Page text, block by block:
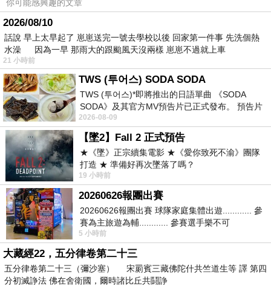
萬歲牌 元氣無加糖什穀堅果飲，3種口味各兩包，
分別是腰果堅果、芝麻堅果、杏仁堅果配方。
你可能感興趣的文章
2026/08/10
話說 早上太早起了 崽崽送完一號去學校以後 回家第一件事 先洗個熱
水澡 因為一早 那雨大的跟颱風天沒兩樣 崽崽不過就上車
21 小時前
TWS (투어스) SODA SODA
TWS (투어스)*即將推出的日語單曲 《SODA
SODA》及其官方MV預告片已正式發布。 預告片
一經發布， 就引發了粉絲們對這次夏季回
2026-08-09
【墜2】Fall 2 正式預告
★《墜》正宗續集電影 ★《愛你致死不渝》團隊
打造 ★ 準備好再次墜落了嗎？
19 小時前
20260626報團出賽
20260626報團出賽 球隊家庭集體出遊............ 參
賽為主旅遊為輔............ 參賽選手樂不可
支............ 賽前旅遊
5 小時前
大藏經22，五分律卷第二十三
五分律卷第二十三（彌沙塞） 宋罽賓三藏佛陀什共竺道生等 譯 第四
分初滅諍法 佛在舍衛國，爾時諸比丘共鬪諍